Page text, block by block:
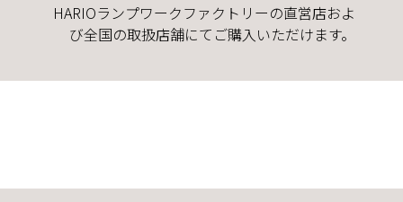
HARIOランプワークファクトリーの直営店およ
び全国の取扱店舗にてご購入いただけます。